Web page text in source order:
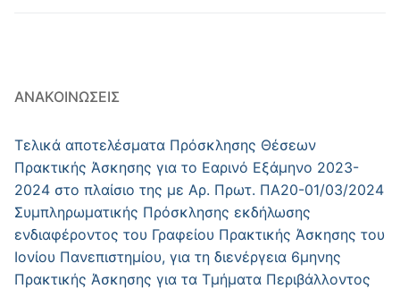
ΑΝΑΚΟΙΝΏΣΕΙΣ
Τελικά αποτελέσματα Πρόσκλησης Θέσεων
Πρακτικής Άσκησης για το Εαρινό Εξάμηνο 2023-
2024 στο πλαίσιο της με Αρ. Πρωτ. ΠΑ20-01/03/2024
Συμπληρωματικής Πρόσκλησης εκδήλωσης
ενδιαφέροντος του Γραφείου Πρακτικής Άσκησης του
Ιονίου Πανεπιστημίου, για τη διενέργεια 6μηνης
Πρακτικής Άσκησης για τα Τμήματα Περιβάλλοντος